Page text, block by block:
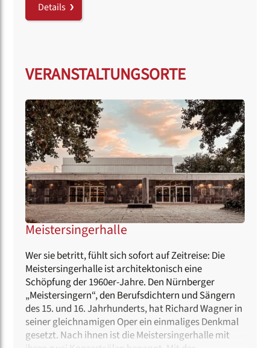
Details
VERANSTALTUNGSORTE
Meistersingerhalle
Wer sie betritt, fühlt sich sofort auf Zeitreise: Die
Meistersingerhalle ist architektonisch eine
Schöpfung der 1960er-Jahre. Den Nürnberger
„Meistersingern“, den Berufsdichtern und Sängern
des 15. und 16. Jahrhunderts, hat Richard Wagner in
seiner gleichnamigen Oper ein einmaliges Denkmal
gesetzt. Nach ihnen ist die Meistersingerhalle mit